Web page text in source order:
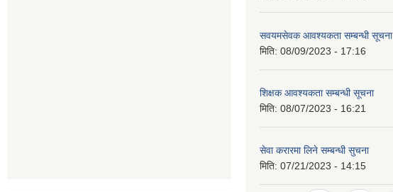
सवयमसेवक आवश्यकता सम्बन्धी सूचना
मिति: 08/09/2023 - 17:16
शिक्षक आवश्यकता सम्बन्धी सूचना
मिति: 08/07/2023 - 16:21
सेवा करारमा लिने सम्बन्धी सुचना
मिति: 07/21/2023 - 14:15